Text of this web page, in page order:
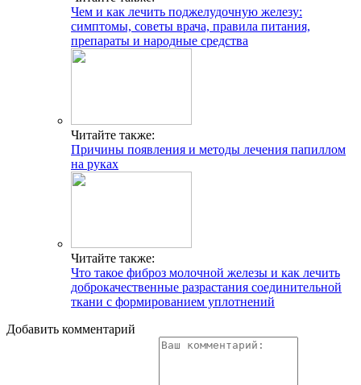
Чем и как лечить поджелудочную железу:
симптомы, советы врача, правила питания,
препараты и народные средства
Читайте также:
Причины появления и методы лечения папиллом
на руках
Читайте также:
Что такое фиброз молочной железы и как лечить
доброкачественные разрастания соединительной
ткани с формированием уплотнений
Добавить комментарий